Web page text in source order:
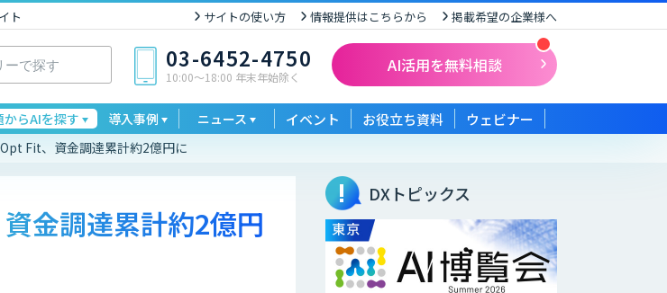
ト サイトの使い方 情報提供はこちらから 掲載希望の企業様へ
03-6452-4750
10:00〜18:00 年末年始除く
AI活用を無料相談
からAIを探す 導入事例 ニュース イベント お役立ち資料 ウェビナー
Fit、資金調達累計約2億円に
金調達累計約2億円
DXトピックス